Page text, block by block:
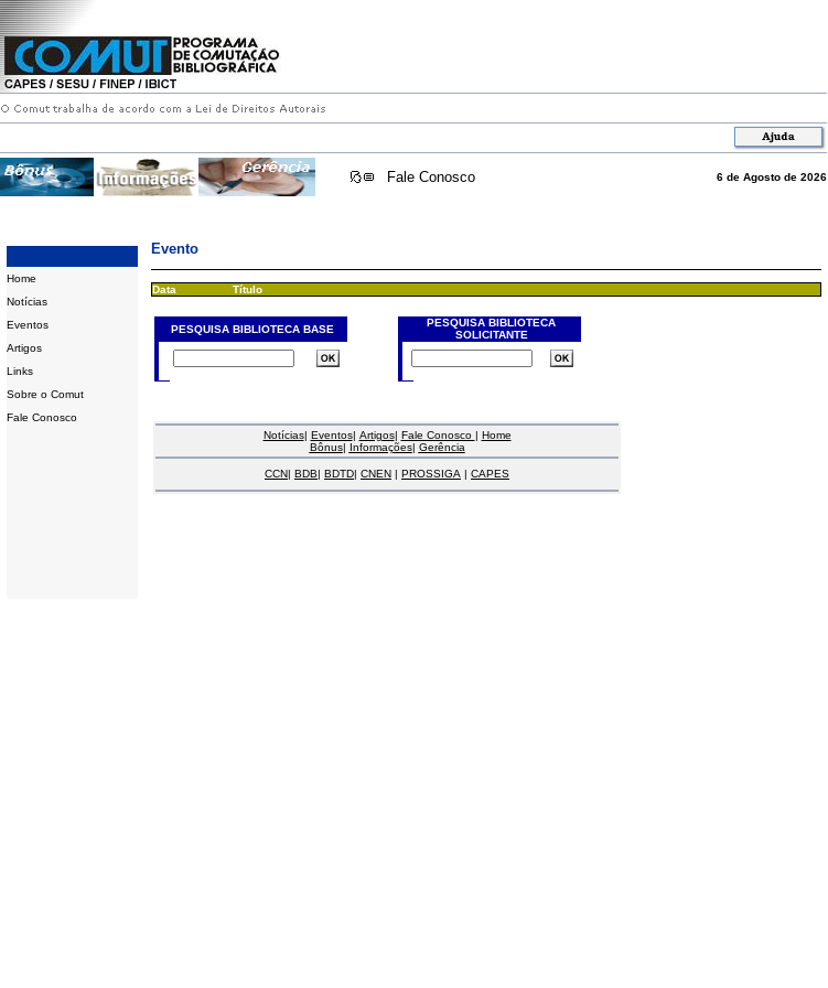
Fale Conosco 6 de Agosto de 2026
Home
Notícias
Eventos
Artigos
Links
Sobre o Comut
Fale Conosco
Evento
Data Título
PESQUISA BIBLIOTECA BASE
PESQUISA BIBLIOTECA
SOLICITANTE
Notícias| Eventos| Artigos| Fale Conosco | Home
Bônus| Informações| Gerência
CCN| BDB| BDTD| CNEN | PROSSIGA | CAPES